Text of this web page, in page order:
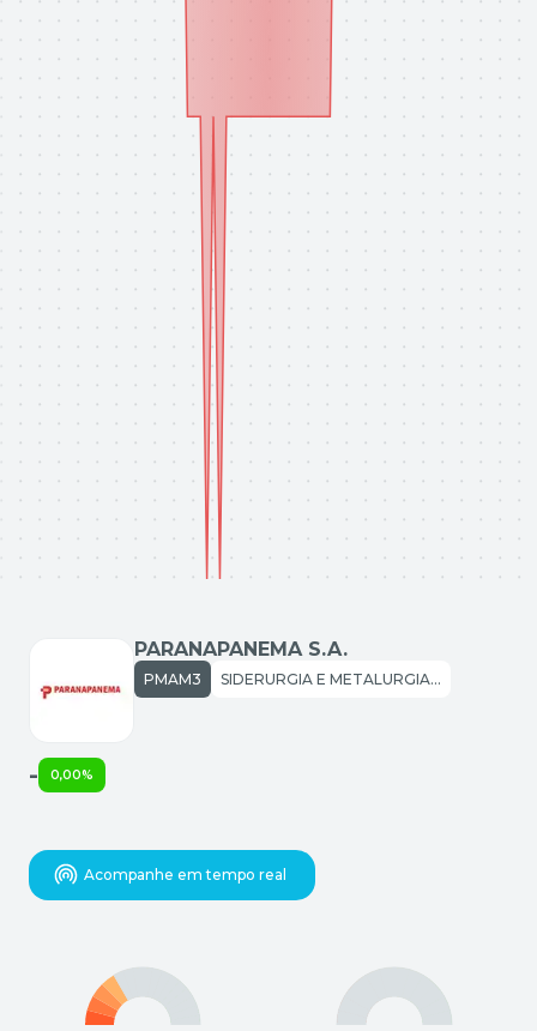
PARANAPANEMA S.A.
PMAM3 SIDERURGIA E METALURGIA: ARTEFATOS DE COBRE
Acompanhe em tempo real
- 0,00%